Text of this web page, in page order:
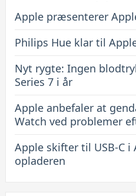
Apple præsenterer
Philips Hue klar til
Nyt rygte: Ingen
Series 7 i år
Apple anbefaler at
Watch ved problemer
Apple skifter til USB-C i
opladeren